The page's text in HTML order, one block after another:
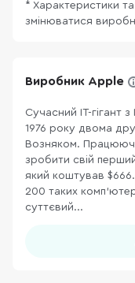
* Характеристики
змінюватися
Виробник Apple
Сучасний ІТ-гігант
1976 року двома
Возняком.
зробити свій
який коштував
200 таких
суттєвий...